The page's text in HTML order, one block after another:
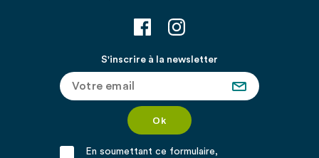
S'inscrire à la newsletter
En soumettant ce formulaire,